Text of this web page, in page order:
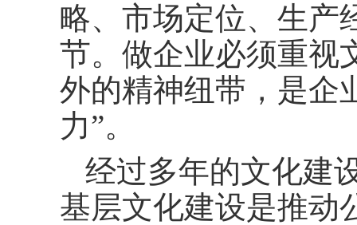
略、市场定位、生产
节。做企业必须重视
外的精神纽带，是企
力”。
经过多年的文化建
基层文化建设是推动